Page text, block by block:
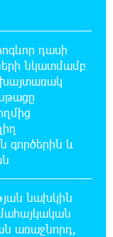
Զովունի-
են «Alfa
քաղաքացի է
դասի
նկատմամբ
խայտառակ
գործերին և
նախկին
առաջնորդ,